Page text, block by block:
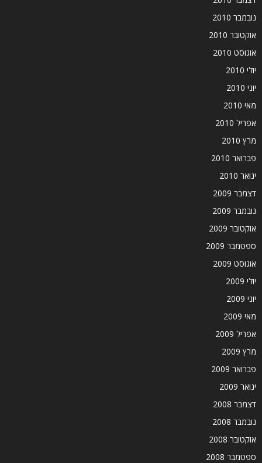
נובמבר 2010
אוקטובר 2010
אוגוסט 2010
יולי 2010
יוני 2010
מאי 2010
אפריל 2010
מרץ 2010
פברואר 2010
ינואר 2010
דצמבר 2009
נובמבר 2009
אוקטובר 2009
ספטמבר 2009
אוגוסט 2009
יולי 2009
יוני 2009
מאי 2009
אפריל 2009
מרץ 2009
פברואר 2009
ינואר 2009
דצמבר 2008
נובמבר 2008
אוקטובר 2008
ספטמבר 2008